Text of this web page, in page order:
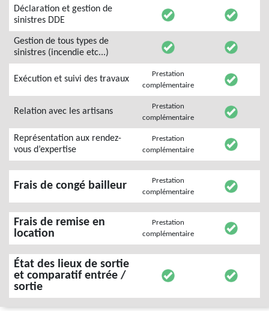
Déclaration et gestion de
sinistres DDE
Gestion de tous types de
sinistres (incendie etc...)
Exécution et suivi des travaux
Prestation
complémentaire
Relation avec les artisans
Prestation
complémentaire
Représentation aux rendez-
vous d’expertise
Prestation
complémentaire
Frais de congé bailleur
Prestation
complémentaire
Frais de remise en
location
Prestation
complémentaire
État des lieux de sortie
et comparatif entrée /
sortie